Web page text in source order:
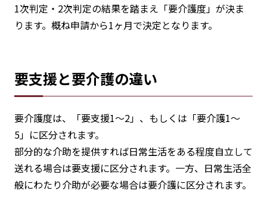
1次判定・2次判定の結果を踏まえ「要介護度」が決ま
ります。概ね申請から1ヶ月で決定となります。
要支援と要介護の違い
要介護度は、「要支援1～2」、もしくは「要介護1～
5」に区分されます。
部分的な介助を提供すれば日常生活をある程度自立して
送れる場合は要支援に区分されます。一方、日常生活全
般にわたり介助が必要な場合は要介護に区分されます。